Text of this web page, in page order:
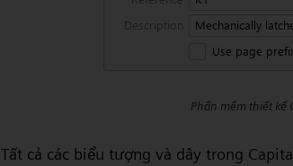
Phần mềm thiết kế
Tất cả các biểu tượng và dây trong